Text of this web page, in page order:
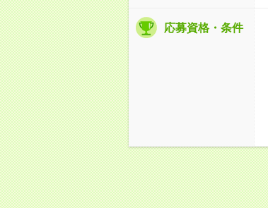
応募資格・条件